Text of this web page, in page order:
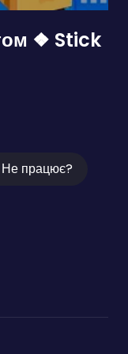
❖ Stick
Не працює?